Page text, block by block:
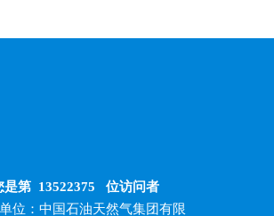
是第 13522375 位访问者
位：中国石油天然气集团有限